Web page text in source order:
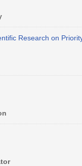
Research on